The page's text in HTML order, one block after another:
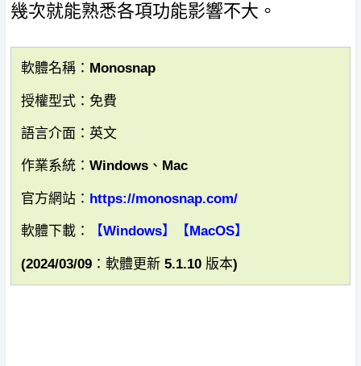
幾次就能熟悉各項功能影響不大。
軟體名稱：Monosnap
授權型式：免費
語言介面：英文
作業系統：Windows、Mac
官方網站： https://monosnap.com/
軟體下載： 【Windows】 【MacOS】
(2024/03/09：軟體更新 5.1.10 版本)